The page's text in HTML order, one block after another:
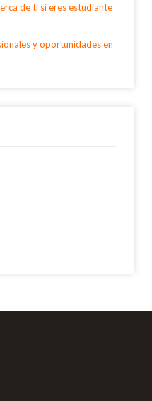
de ti si eres estudiante
y oportunidades en